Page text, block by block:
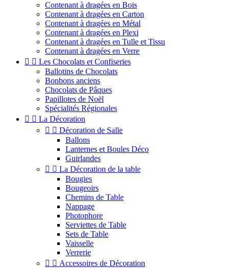
Contenant à dragées en Bois
Contenant à dragées en Carton
Contenant à dragées en Métal
Contenant à dragées en Plexi
Contenant à dragées en Tulle et Tissu
Contenant à dragées en Verre
  Les Chocolats et Confiseries
Ballotins de Chocolats
Bonbons anciens
Chocolats de Pâques
Papillotes de Noël
Spécialités Régionales
  La Décoration
  Décoration de Salle
Ballons
Lanternes et Boules Déco
Guirlandes
  La Décoration de la table
Bougies
Bougeoirs
Chemins de Table
Nappage
Photophore
Serviettes de Table
Sets de Table
Vaisselle
Verrerie
  Accessoires de Décoration